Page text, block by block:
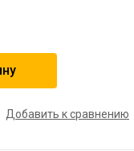
Добавить к сравнению